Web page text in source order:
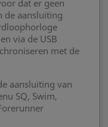
dat er geen
de aansluiting
via de USB
met de
aansluiting van
SQ, Swim,